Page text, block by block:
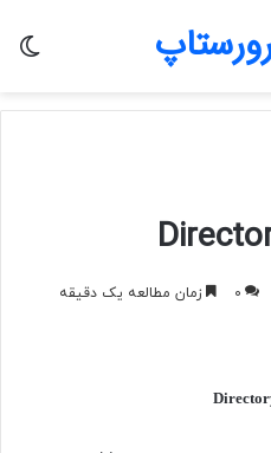
0 زمان مطالعه یک دقیقه